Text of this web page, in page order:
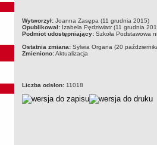
metryczka
Wytworzył: Joanna Zasępa (11 grudnia 2015)
Opublikował: Izabela Pędziwiatr (11 grudnia
Podmiot udostępniający: Szkoła Podstawowa
Ostatnia zmiana: Sylwia Organa (20
Zmieniono:Aktualizacja
Liczba odsłon: 11018